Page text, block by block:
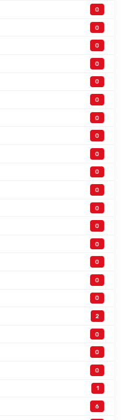
0
0
0
0
0
0
0
0
0
0
0
0
0
0
0
0
0
2
0
0
0
1
6